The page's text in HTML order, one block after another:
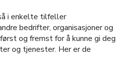
i enkelte tilfeller
bedrifter, organisasjoner og
og fremst for å kunne gi deg
og tjenester. Her er de